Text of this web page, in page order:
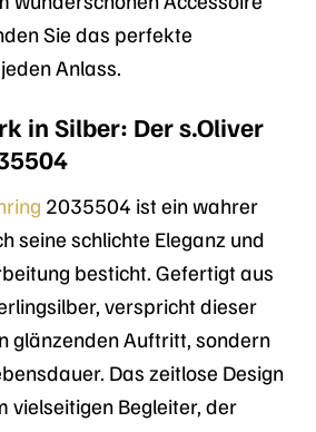
Sie das perfekte
Anlass.
in Silber: Der s.Oliver
2035504 ist ein wahrer
seine schlichte Eleganz und
besticht. Gefertigt aus
verspricht dieser
glänzenden Auftritt, sondern
Das zeitlose Design
vielseitigen Begleiter, der